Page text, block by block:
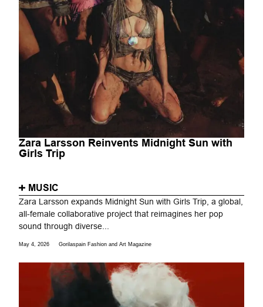
Zara Larsson Reinvents Midnight Sun with
Girls Trip
MUSIC
Zara Larsson expands Midnight Sun with Girls Trip, a global,
all-female collaborative project that reimagines her pop
sound through diverse...
May 4, 2026 Gorilaspain Fashion and Art Magazine